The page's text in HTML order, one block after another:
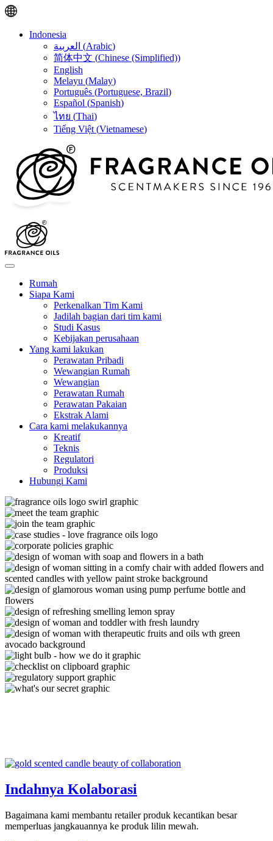
Indonesia
العربية (Arabic)
简体中文 (Chinese (Simplified))
English
Melayu (Malay)
Português (Portuguese, Brazil)
Español (Spanish)
ไทย (Thai)
Tiếng Việt (Vietnamese)
Rumah
Siapa Kami
Perkenalkan Tim Kami
Jadilah bagian dari tim kami
Studi Kasus
Kebijakan perusahaan
Yang kami lakukan
Perawatan Pribadi
Wewangian Rumah
Wewangian
Perawatan Rumah
Perawatan Pakaian
Ekstrak Alami
Cara kami melakukannya
Kreatif
Teknis
Regulatori
Produksi
Hubungi Kami
Indahnya Kolaborasi
Bagaimana kami membantu retailer produk kecantikan besar
memperluas jangkauannya ke produk lilin mewah.